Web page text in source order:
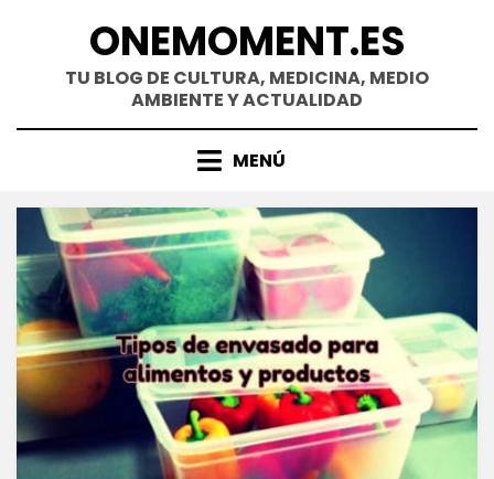
contenido ONEMOMENT.ES
TU BLOG DE CULTURA, MEDICINA, MEDIO
AMBIENTE Y ACTUALIDAD
MENÚ